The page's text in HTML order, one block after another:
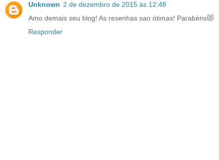
Unknown 2 de dezembro de 2015 às 12:48
Amo demais seu blog! As resenhas sao ótimas! Parabéns😻
Responder